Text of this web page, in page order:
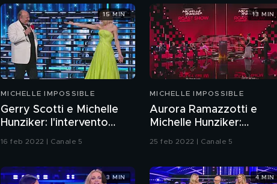
MICHELLE IMPOSSIBLE
Gerry Scotti e Michelle
Hunziker: l'intervento
16 feb 2022 | Canale 5
15 MIN
MICHELLE IMPOSSIBLE
Aurora Ramazzotti e
Michelle Hunziker:
l'intervento integrale
25 feb 2022 | Canale 5
13 MIN
3 MIN 4 MIN